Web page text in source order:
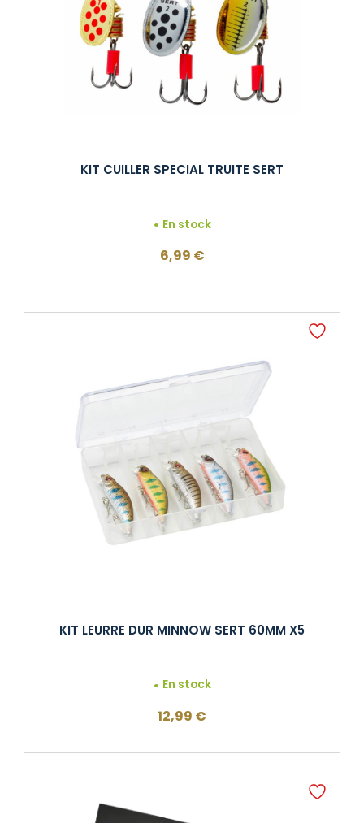
KIT CUILLER SPECIAL TRUITE SERT
En stock
6,99 €
KIT LEURRE DUR MINNOW SERT 60MM X5
En stock
12,99 €